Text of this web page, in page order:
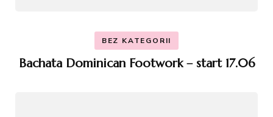
BEZ KATEGORII
Bachata Dominican Footwork – start 17.06